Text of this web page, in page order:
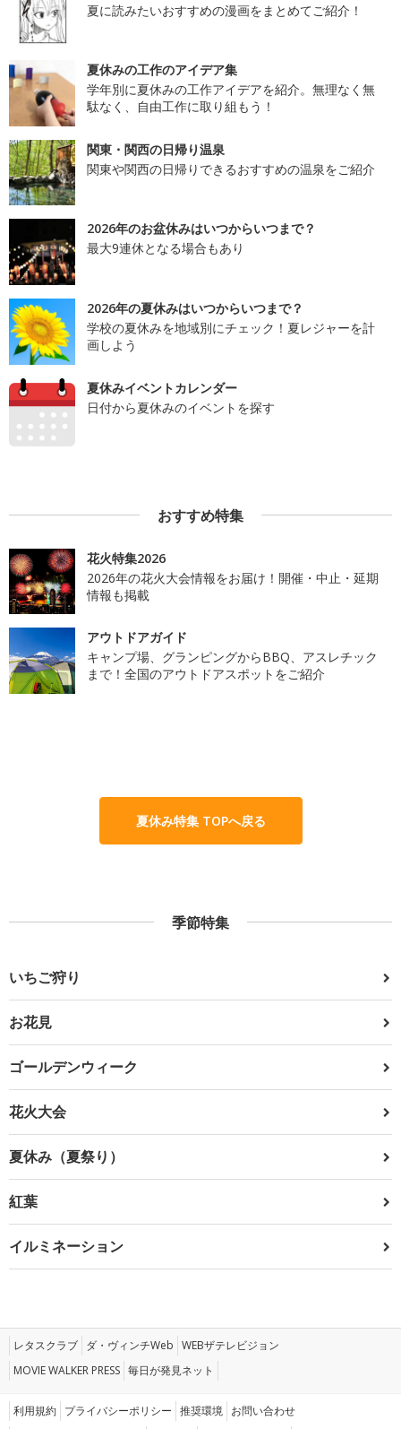
夏に読みたいおすすめの漫画をまとめてご紹介！
夏休みの工作のアイデア集
学年別に夏休みの工作アイデアを紹介。無理なく無
駄なく、自由工作に取り組もう！
関東・関西の日帰り温泉
関東や関西の日帰りできるおすすめの温泉をご紹介
2026年のお盆休みはいつからいつまで？
最大9連休となる場合もあり
2026年の夏休みはいつからいつまで？
学校の夏休みを地域別にチェック！夏レジャーを計
画しよう
夏休みイベントカレンダー
日付から夏休みのイベントを探す
おすすめ特集
花火特集2026
2026年の花火大会情報をお届け！開催・中止・延期
情報も掲載
アウトドアガイド
キャンプ場、グランピングからBBQ、アスレチック
まで！全国のアウトドアスポットをご紹介
夏休み特集 TOPへ戻る
季節特集
いちご狩り
お花見
ゴールデンウィーク
花火大会
夏休み（夏祭り）
紅葉
イルミネーション
レタスクラブ ダ・ヴィンチWeb WEBザテレビジョン
MOVIE WALKER PRESS 毎日が発見ネット
利用規約 プライバシーポリシー 推奨環境 お問い合わせ